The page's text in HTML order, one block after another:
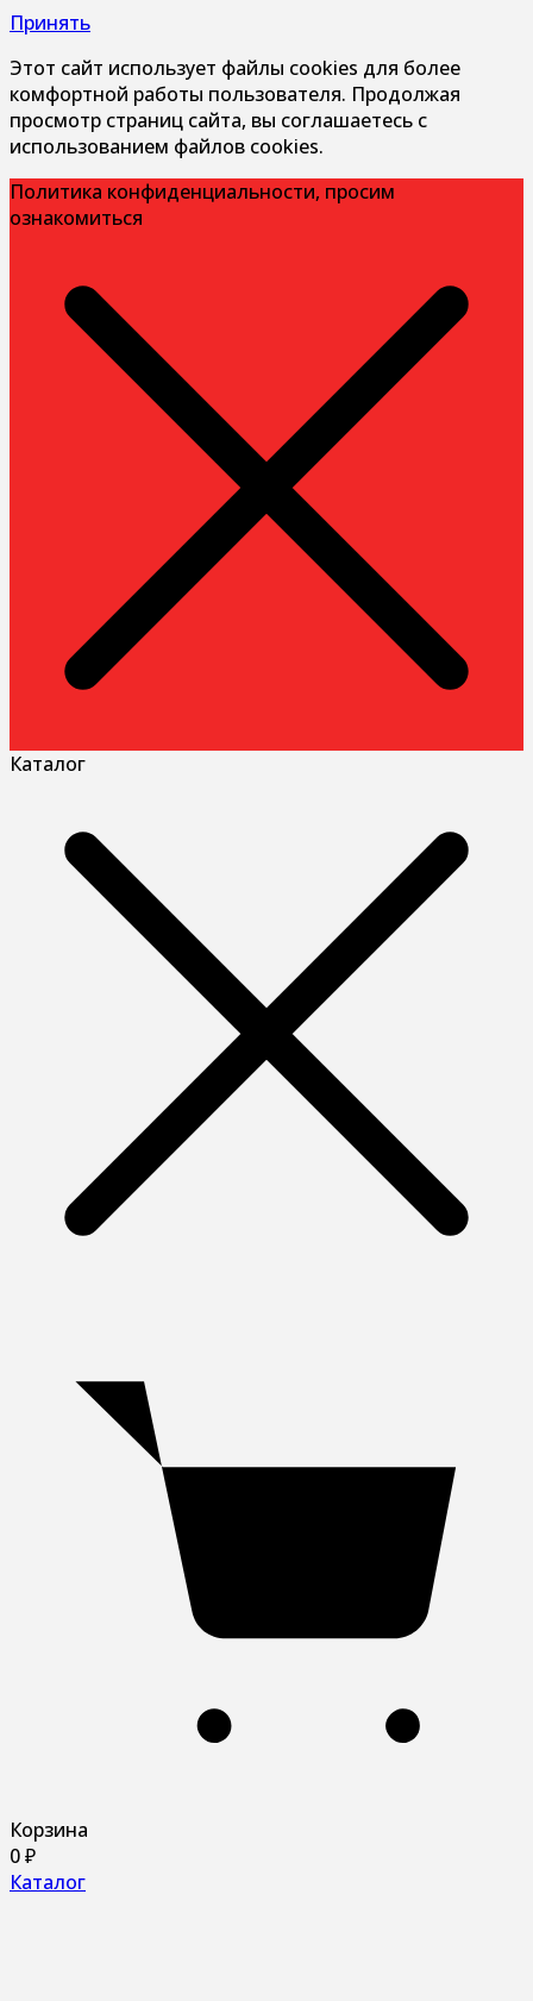
Принять
Этот сайт использует файлы cookies для более
комфортной работы пользователя. Продолжая
просмотр страниц сайта, вы соглашаетесь с
использованием файлов cookies.
Политика конфиденциальности, просим
ознакомиться
Каталог
Корзина
0₽
Каталог